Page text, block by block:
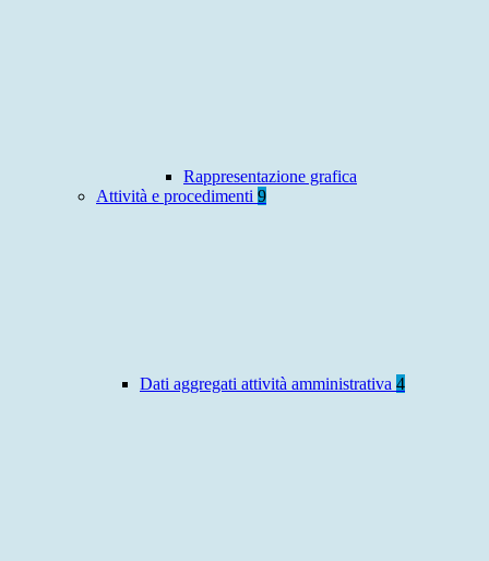
Rappresentazione grafica
Attività e procedimenti 9
Dati aggregati attività amministrativa 4